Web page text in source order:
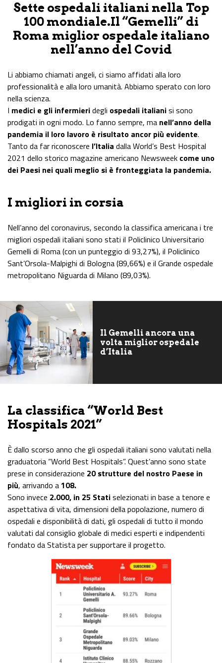
Sette ospedali italiani nella Top
100 mondiale.Il “Gemelli” di
Roma miglior ospedale italiano
nell’anno del Covid
Li abbiamo chiamati angeli, ci siamo affidati alla loro
professionalità e alla loro umanità. Abbiamo sperato con loro
nella scienza.
I medici e gli infermieridegli ospedali italianisi sono
prodigati in ogni modo. Lo fanno sempre, ma nell’anno della
pandemia il loro lavoro è risultato ancor più evidente.
Tanto da far riconoscere l’Italia dalla World’s Best Hospital
2021 dello storico magazine americano Newsweek come uno
dei Paesi nei quali meglio si è fronteggiata la pandemia.
I migliori in corsia
Nell’anno del coronavirus, secondo la classifica americana i tre
migliori ospedali italiani sono stati il Policlinico Universitario
Gemelli di Roma (con un punteggio di 93,27%), il Policlinico
Sant’Orsola-Malpighi di Bologna (89,66%) e il Grande ospedale
metropolitano Niguarda di Milano (89,03%).
Il Gemelli ancora una
volta miglior ospedale
d’Italia
La classifica “World Best
Hospitals 2021”
È dallo scorso anno che gli ospedali italiani sono valutati nella
graduatoria “World Best Hospitals”. Quest’anno sono state
prese in considerazione 20 strutture del nostro Paese in
più, arrivando a108.
Sono invece 2.000, in 25 Statiselezionati in base a tenore e
aspettativa di vita, dimensioni della popolazione, numero di
ospedali e disponibilità di dati, gli ospedali di tutto il mondo
valutati dal consiglio globale di medici esperti e indipendenti
fondato da Statista per supportare il progetto.